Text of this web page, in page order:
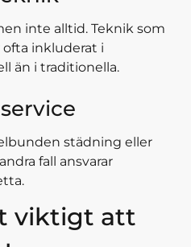
inte alltid. Teknik som
ofta inkluderat i
än i traditionella.
städning eller
fall ansvarar
viktigt att